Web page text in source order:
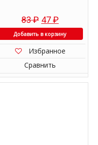
83₽ 47₽
Добавить в корзину
Избранное
Сравнить